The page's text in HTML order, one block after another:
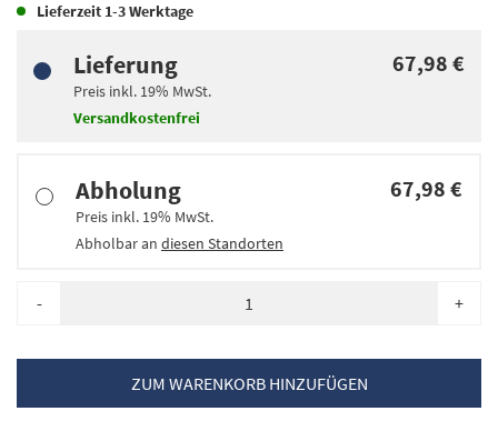
Lieferzeit 1-3 Werktage
Lieferung
Preis inkl. 19% MwSt.
Versandkostenfrei
67,98 €
Abholung
Preis inkl. 19% MwSt.
Abholbar an diesen Standorten
67,98 €
- +
ZUM WARENKORB HINZUFÜGEN